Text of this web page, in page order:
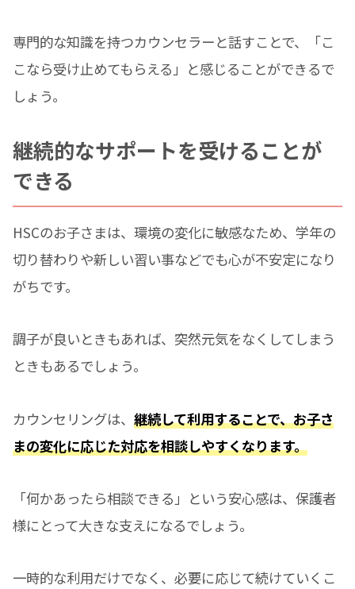
専門的な知識を持つカウンセラーと話すことで、「こ
こなら受け止めてもらえる」と感じることができるで
しょう。
継続的なサポートを受けることが
できる
HSCのお子さまは、環境の変化に敏感なため、学年の
切り替わりや新しい習い事などでも心が不安定になり
がちです。
調子が良いときもあれば、突然元気をなくしてしまう
ときもあるでしょう。
カウンセリングは、継続して利用することで、お子さ
まの変化に応じた対応を相談しやすくなります。
「何かあったら相談できる」という安心感は、保護者
様にとって大きな支えになるでしょう。
一時的な利用だけでなく、必要に応じて続けていくこ